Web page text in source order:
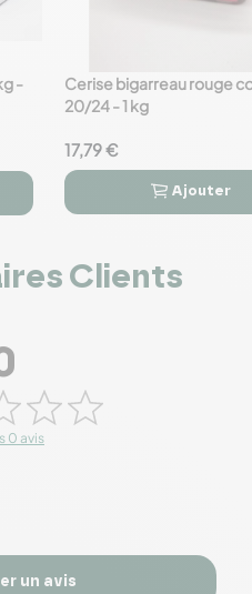
-
favorite_border
Cerise bigarreau rouge
20/24 - 1 kg
17,79 €
 
Ajouter
Clients
0 avis
un avis